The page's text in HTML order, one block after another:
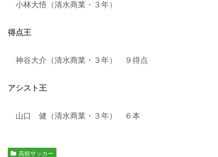
小林大悟（清水商業・３年）
得点王
神谷大介（清水商業・３年） ９得点
アシスト王
山口 健（清水商業・３年） ６本
高校サッカー